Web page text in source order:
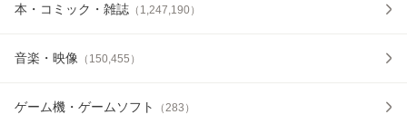
本・コミック・雑誌 （ 1,247,190）
音楽・映像 （ 150,455 ）
ゲーム機・ゲームソフト （283 ）